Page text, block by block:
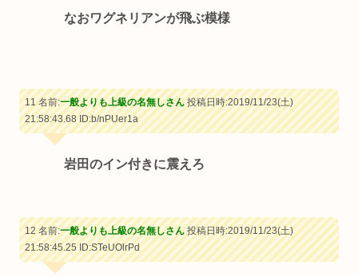
なおワグネリアンが飛ぶ模様
11 名前:一般よりも上級の名無しさん投稿日時:2019/11/23(土)
21:58:43.68ID:b/nPUer1a
岩田のイン付きに震えろ
12 名前:一般よりも上級の名無しさん投稿日時:2019/11/23(土)
21:58:45.25ID:STeUOlrPd